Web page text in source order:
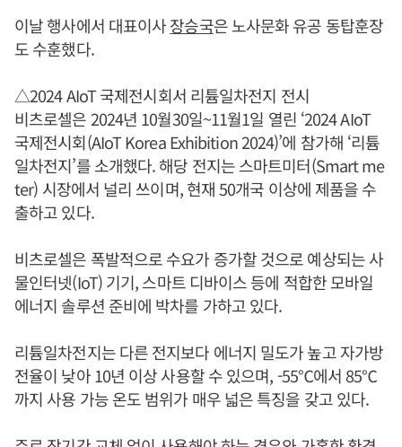
이날 행사에서 대표이사장승국은 노사문화 유공 동탑훈장
도 수훈했다.
△2024 AIoT 국제전시회서 리튬일차전지 전시
비츠로셀은 2024년 10월30일~11월1일 열린 ‘2024 AIoT
국제전시회(AIoT Korea Exhibition 2024)’에 참가해 ‘리튬
일차전지’를 소개했다. 해당 전지는 스마트미터(Smart me
ter) 시장에서 널리 쓰이며, 현재 50개국 이상에 제품을 수
출하고 있다.
비츠로셀은 폭발적으로 수요가 증가할 것으로 예상되는 사
물인터넷(IoT) 기기, 스마트 디바이스 등에 적합한 모바일
에너지 솔루션 준비에 박차를 가하고 있다.
리튬일차전지는 다른 전지보다 에너지 밀도가 높고 자가방
전율이 낮아 10년 이상 사용할 수 있으며, -55℃에서 85℃
까지 사용 가능 온도 범위가 매우 넓은 특징을 갖고 있다.